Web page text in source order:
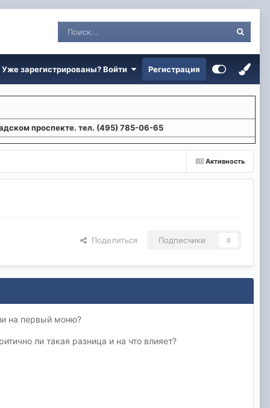
Уже зарегистрированы? Войти Регистрация
проспекте. тел. (495) 785-06-65
Активность
Поделиться Подписчики 0
на первый моню?
ли такая разница и на что влияет?